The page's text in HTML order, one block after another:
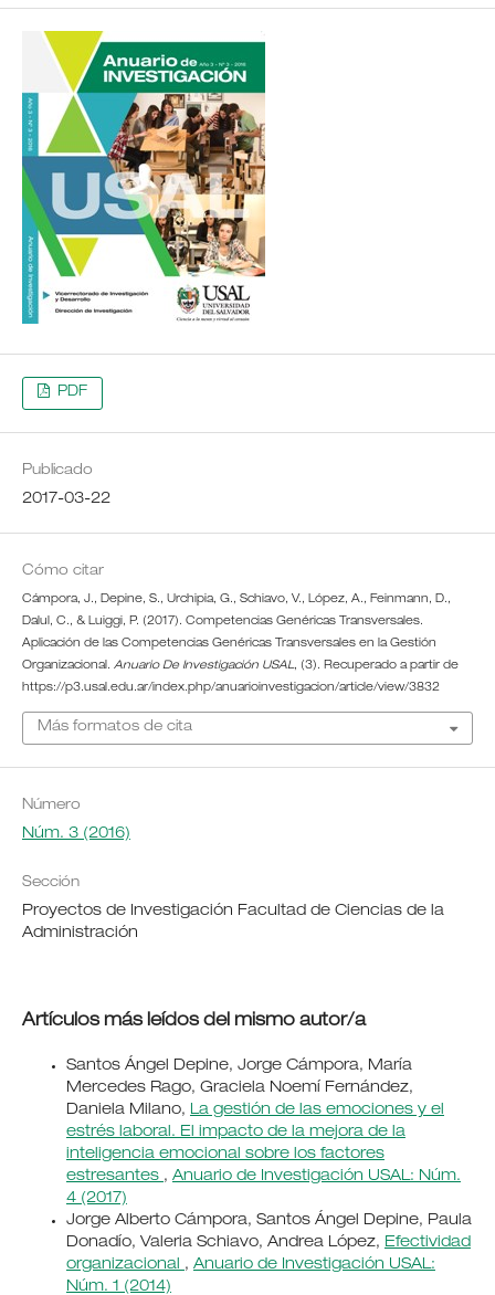
PDF
Publicado
2017-03-22
Cómo citar
Cámpora, J., Depine, S., Urchipia, G., Schiavo, V., López, A., Feinmann, D.,
Dalul, C., & Luiggi, P. (2017). Competencias Genéricas Transversales.
Aplicación de las Competencias Genéricas Transversales en la Gestión
Organizacional. Anuario De Investigación USAL, (3). Recuperado a partir de
https://p3.usal.edu.ar/index.php/anuarioinvestigacion/article/view/3832
Más formatos de cita
Número
Núm. 3 (2016)
Sección
Proyectos de Investigación Facultad de Ciencias de la
Administración
Artículos más leídos del mismo autor/a
Santos Ángel Depine, Jorge Cámpora, María
Mercedes Rago, Graciela Noemí Fernández,
Daniela Milano, La gestión de las emociones y el
estrés laboral. El impacto de la mejora de la
inteligencia emocional sobre los factores
estresantes , Anuario de Investigación USAL: Núm.
4 (2017)
Jorge Alberto Cámpora, Santos Ángel Depine, Paula
Donadío, Valeria Schiavo, Andrea López, Efectividad
organizacional , Anuario de Investigación USAL:
Núm. 1 (2014)